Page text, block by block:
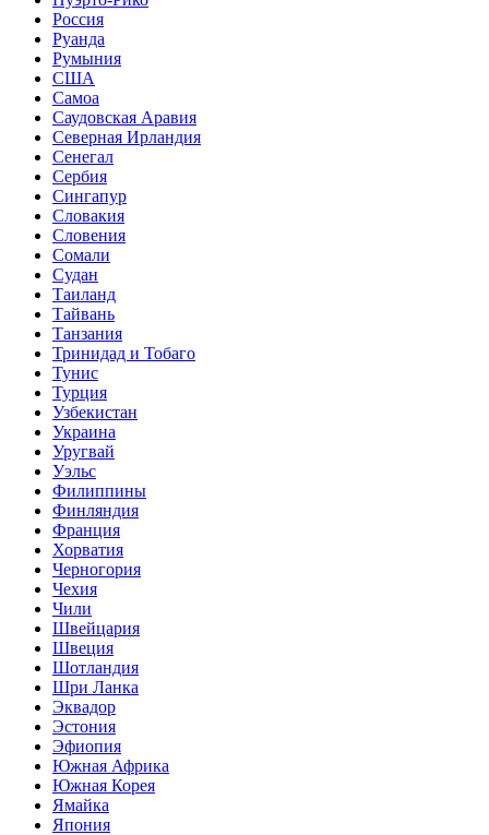
Россия
Руанда
Румыния
США
Самоа
Саудовская Аравия
Северная Ирландия
Сенегал
Сербия
Сингапур
Словакия
Словения
Сомали
Судан
Таиланд
Тайвань
Танзания
Тринидад и Тобаго
Тунис
Турция
Узбекистан
Украина
Уругвай
Уэльс
Филиппины
Финляндия
Франция
Хорватия
Черногория
Чехия
Чили
Швейцария
Швеция
Шотландия
Шри Ланка
Эквадор
Эстония
Эфиопия
Южная Африка
Южная Корея
Ямайка
Япония